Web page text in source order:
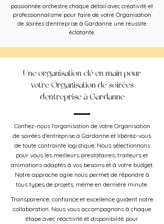
passionnée orchestre chaque détail avec créativité et
professionnalisme pour faire de votre Organisation
de soirées d'entreprise à Gardanne une réussite
éclatante.
Une organisation clé en main pour
votre Organisation de soirées
d'entreprise à Gardanne
Confiez-nous l'organisation de votre Organisation
de soirées d'entreprise à Gardanne et libérez-vous
de toute contrainte logistique. Nous sélectionnons
pour vous les meilleurs prestataires, traiteurs et
animations adaptés à vos besoins et à votre budget.
Notre approche agile nous permet de répondre à
tous types de projets, même en dernière minute.
Transparence, confiance et excellence guident notre
collaboration. Nous vous accompagnons à chaque
étape avec réactivité et disponibilité pour